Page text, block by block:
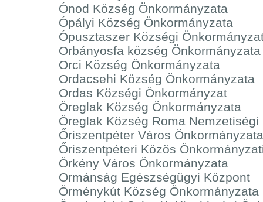
Ónod Község Önkormányzata
Ópályi Község Önkormányzata
Ópusztaszer Községi
Orbányosfa község Önkormányzata
Orci Község Önkormányzata
Ordacsehi Község Önkormányzata
Ordas Községi Önkormányzat
Öreglak Község Önkormányzata
Öreglak Község Roma
Őriszentpéter Város Önkormányzata
Őriszentpéteri Közös
Örkény Város Önkormányzata
Ormánság Egészségügyi Központ
Örménykút Község Önkormányzata